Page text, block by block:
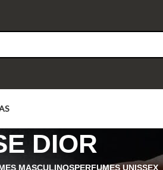
DIOR
MASCULINOSPERFUMES UNISSEX